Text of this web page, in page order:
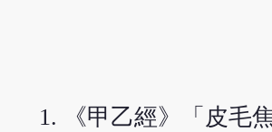
《甲乙經》「皮